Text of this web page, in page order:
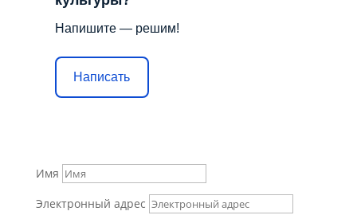
Напишите — решим!
Написать
Имя
Электронный адрес